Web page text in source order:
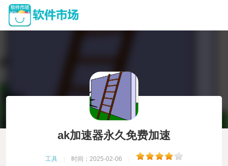
ak加速器永久免费加速
工具 时间：2025-02-06